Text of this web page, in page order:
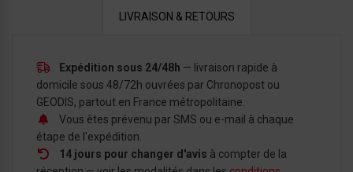
LIVRAISON & RETOURS
Expédition sous 24/48h — livraison rapide à
domicile sous 48/72h ouvrées par Chronopost ou
GEODIS, partout en France métropolitaine.
Vous êtes prévenu par SMS ou e-mail à chaque
étape de l'expédition.
14 jours pour changer d'avis à compter de la